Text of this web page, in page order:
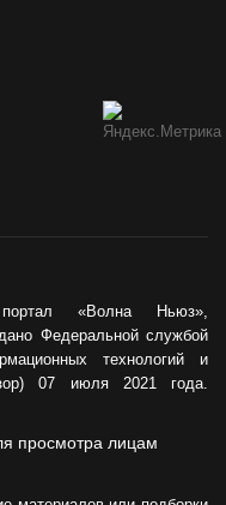
портал «Волна Ньюз»,
Федеральной службой
технологий и
07 июля 2021 года.
просмотра лицам